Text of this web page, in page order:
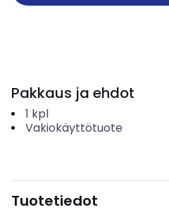
Pakkaus ja ehdot
1 kpl
Vakiokäyttötuote
Tuotetiedot